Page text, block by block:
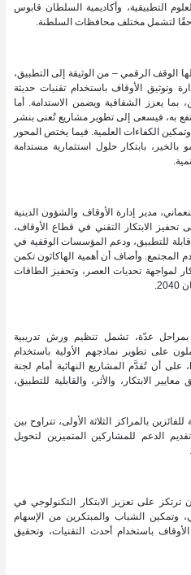
التطبيقية، وأكاديمية السلطان قابوس
لتشمل مختلف محافظات السلطنة.
الوقف الرقمي – من الوثيقة إلى التطبيق،
وتوثيق الأوقاف باستخدام تقنيات حديثة
بما يعزز الشفافية ويضمن الاستدامة. أما
به، فيسعى إلى تطوير مشاريع تُعنى بنشر
الكفاءات العلمية. فيما يختص المحور
بالخير، بابتكار حلول استثمارية مستدامة
مدير إدارة الأوقاف والشؤون الدينية
تحفيز الابتكار التقني في قطاع الأوقاف،
للتطبيق، ودعم المؤسسات الوقفية في
المجتمع. وأضاف أن أهمية الهاكاثون تكمن
لمواجهة تحديات العصر، وتحفيز الطاقات
بمراحل عدّة، تشمل تنظيم ورش تدريبية
على تطوير نماذجهم الأولية باستخدام
أدوات تصميم حديثة مثل برنامج Figma، على أن تُقدَّم المشاريع النهائية أمام لجنة
الابتكار، والأثر، والقابلية للتطبيق،
بالمراكز الثلاثة الأولى، تتراوح بين
تقديم الدعم للمشاركين المتميزين لتحويل
ترتكز على تعزيز الابتكار التكنولوجي في
وتمكين الشباب والمبتكرين من الإسهام
باستخدام أحدث التقنيات، وتحقيق